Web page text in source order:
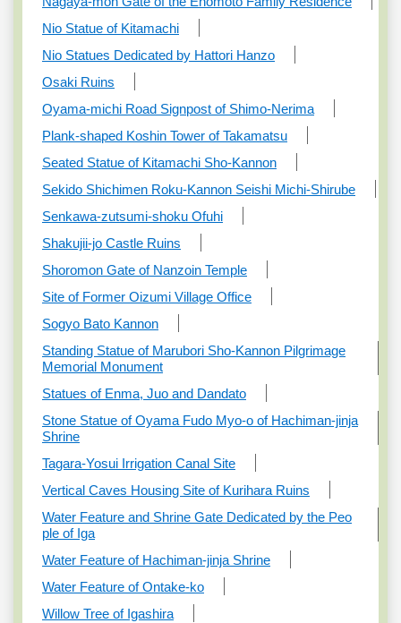
Nio Statue of Kitamachi
Nio Statues Dedicated by Hattori Hanzo
Osaki Ruins
Oyama-michi Road Signpost of Shimo-Nerima
Plank-shaped Koshin Tower of Takamatsu
Seated Statue of Kitamachi Sho-Kannon
Sekido Shichimen Roku-Kannon Seishi Michi-Shirube
Senkawa-zutsumi-shoku Ofuhi
Shakujii-jo Castle Ruins
Shoromon Gate of Nanzoin Temple
Site of Former Oizumi Village Office
Sogyo Bato Kannon
Standing Statue of Marubori Sho-Kannon Pilgrimage
Memorial Monument
Statues of Enma, Juo and Dandato
Stone Statue of Oyama Fudo Myo-o of Hachiman-jinja
Shrine
Tagara-Yosui Irrigation Canal Site
Vertical Caves Housing Site of Kurihara Ruins
Water Feature and Shrine Gate Dedicated by the Peo
ple of Iga
Water Feature of Hachiman-jinja Shrine
Water Feature of Ontake-ko
Willow Tree of Igashira